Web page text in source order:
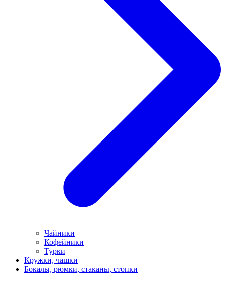
Чайники
Кофейники
Турки
Кружки, чашки
Бокалы, рюмки, стаканы, стопки